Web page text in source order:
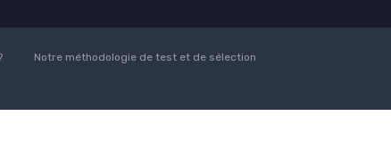
Notre méthodologie de test et de sélection